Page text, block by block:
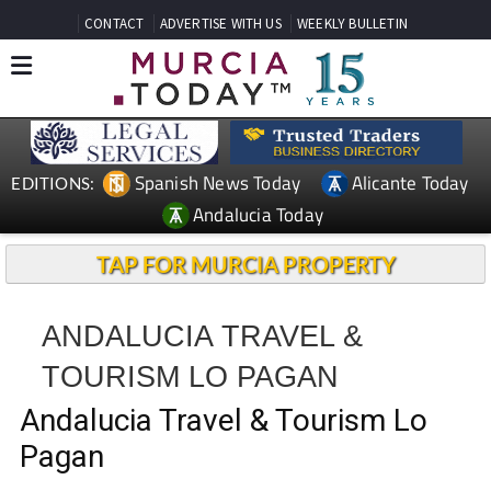
CONTACT ADVERTISE WITH US WEEKLY BULLETIN
EDITIONS: Spanish News Today
Alicante Today
Andalucia Today
TAP FOR MURCIA PROPERTY
ANDALUCIA TRAVEL &
TOURISM LO PAGAN
Andalucia Travel & Tourism Lo
Pagan